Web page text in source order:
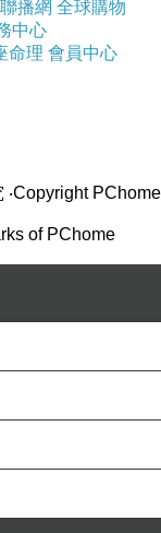
。
播網 全球購物
中心
命理 會員中心
‧Copyright PChome
of PChome